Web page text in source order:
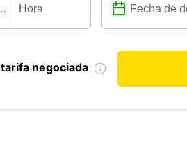
tarifa negociada